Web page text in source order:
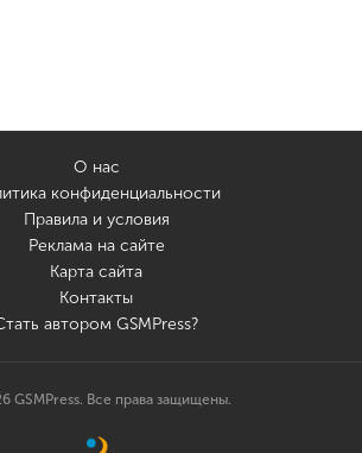
О нас
конфиденциальности
Правила и условия
Реклама на сайте
Карта сайта
Контакты
автором GSMPress?
GSMPress. Все права защищены.